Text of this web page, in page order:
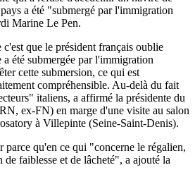
a été "submergé par l'immigration
Marine Le Pen.
que le président français oublie
été submergée par l'immigration
cette submersion, ce qui est
compréhensible. Au-delà du fait
italiens, a affirmé la présidente du
ex-FN) en marge d'une visite au salon
à Villepinte (Seine-Saint-Denis).
parce qu'en ce qui "concerne le régalien,
de faiblesse et de lâcheté", a ajouté la